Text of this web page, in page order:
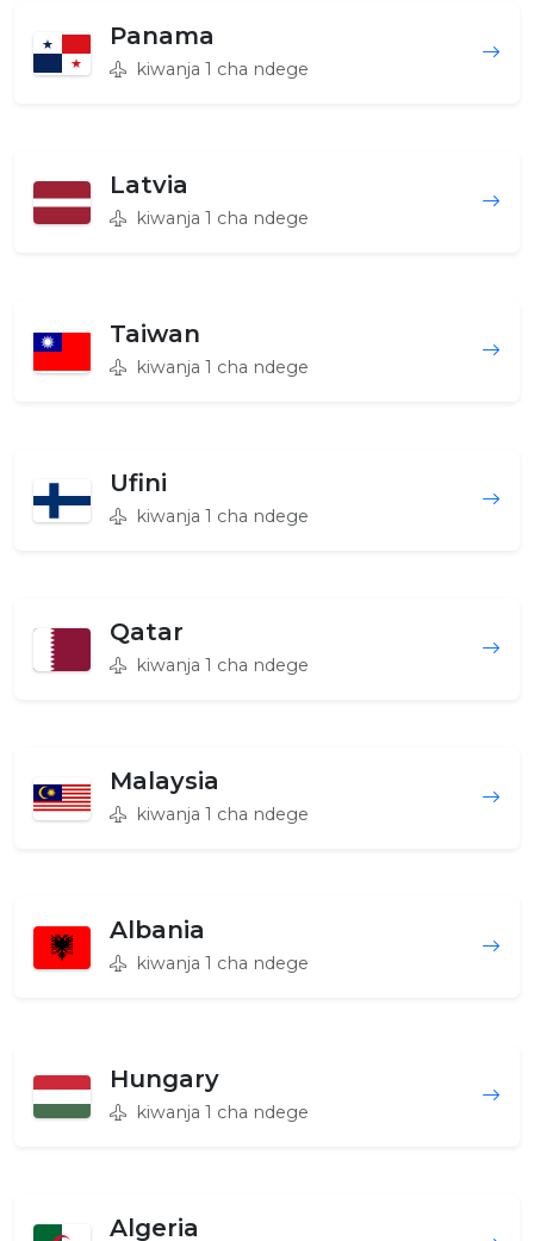
Panama
kiwanja 1 cha ndege
Latvia
kiwanja 1 cha ndege
Taiwan
kiwanja 1 cha ndege
Ufini
kiwanja 1 cha ndege
Qatar
kiwanja 1 cha ndege
Malaysia
kiwanja 1 cha ndege
Albania
kiwanja 1 cha ndege
Hungary
kiwanja 1 cha ndege
Algeria